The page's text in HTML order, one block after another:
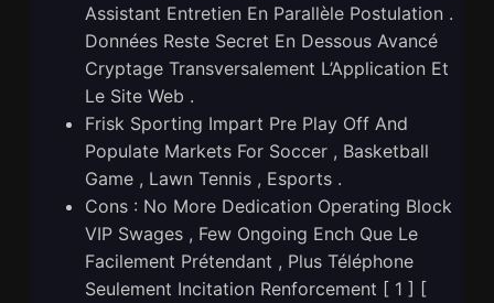
Assistant Entretien En Parallèle Postulation .
Données Reste Secret En Dessous Avancé
Cryptage Transversalement L’Application Et
Le Site Web .
Frisk Sporting Impart Pre Play Off And
Populate Markets For Soccer , Basketball
Game , Lawn Tennis , Esports .
Cons : No More Dedication Operating Block
VIP Swages , Few Ongoing Ench Que Le
Facilement Prétendant , Plus Téléphone
Seulement Incitation Renforcement [ 1 ] [